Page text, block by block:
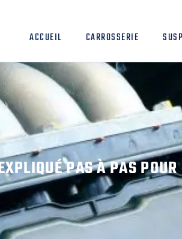
ACCUEIL CARROSSERIE
PAS À PAS